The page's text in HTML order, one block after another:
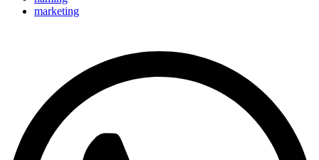
marketing